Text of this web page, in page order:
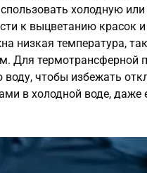
холодную
к выцветанию красок
низкая температура,
Для термотрансферной
чтобы избежать
в холодной воде, даже